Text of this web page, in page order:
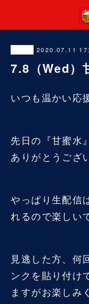
2020.07.11
7.8（Wed）
いつも温かい応
先日の『甘蜜水
ありがとうご
やっぱり生配信
れるので楽しい
見逃した方、何
ンクを貼り付け